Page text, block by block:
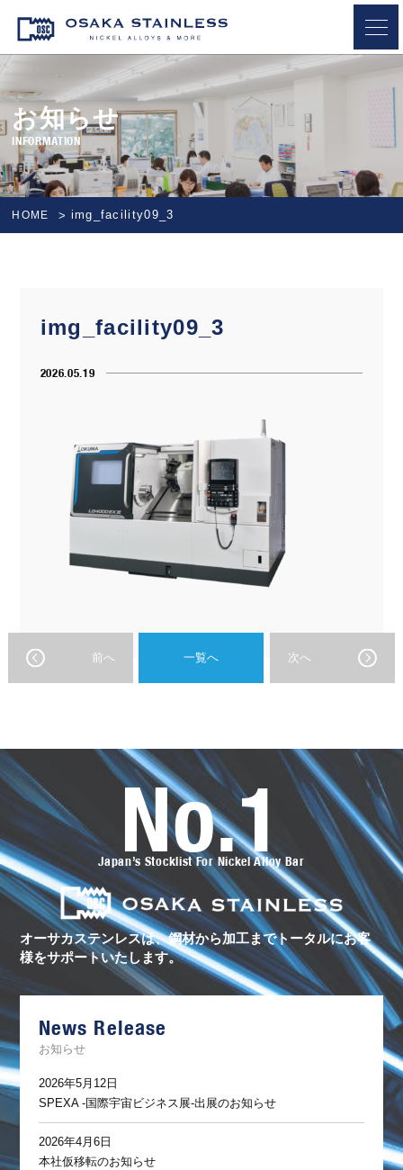
OSAKA STAINLESS
お知らせ
INFORMATION
HOME img_facility09_3
img_facility09_3
2026.05.19
前へ 一覧へ 次へ
オ
カ
ス
テ
ン
レ
ス
の
ト
ー
タ
ポ
No.1
Japan’s Stocklist For Nickel Alloy Bar
オーサカステンレスは、鋼材から加工までトータルにお客
様をサポートいたします。
News Release
お知らせ
2026年5月12日
SPEXA -国際宇宙ビジネス展-出展のお知らせ
2026年4月6日
本社仮移転のお知らせ